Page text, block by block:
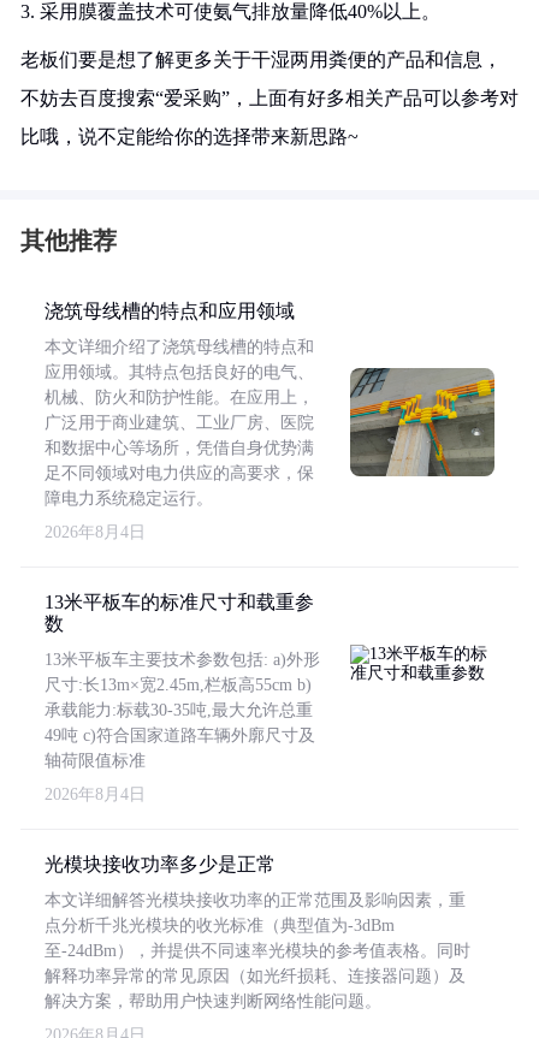
3. 采用膜覆盖技术可使氨气排放量降低40%以上。
老板们要是想了解更多关于干湿两用粪便的产品和信息，
不妨去百度搜索“爱采购”，上面有好多相关产品可以参考对
比哦，说不定能给你的选择带来新思路~
其他推荐
浇筑母线槽的特点和应用领域
本文详细介绍了浇筑母线槽的特点和
应用领域。其特点包括良好的电气、
机械、防火和防护性能。在应用上，
广泛用于商业建筑、工业厂房、医院
和数据中心等场所，凭借自身优势满
足不同领域对电力供应的高要求，保
障电力系统稳定运行。
2026年8月4日
13米平板车的标准尺寸和载重参
数
13米平板车主要技术参数包括: a)外形
尺寸:长13m×宽2.45m,栏板高55cm b)
承载能力:标载30-35吨,最大允许总重
49吨 c)符合国家道路车辆外廓尺寸及
轴荷限值标准
2026年8月4日
光模块接收功率多少是正常
本文详细解答光模块接收功率的正常范围及影响因素，重
点分析千兆光模块的收光标准（典型值为-3dBm
至-24dBm），并提供不同速率光模块的参考值表格。同时
解释功率异常的常见原因（如光纤损耗、连接器问题）及
解决方案，帮助用户快速判断网络性能问题。